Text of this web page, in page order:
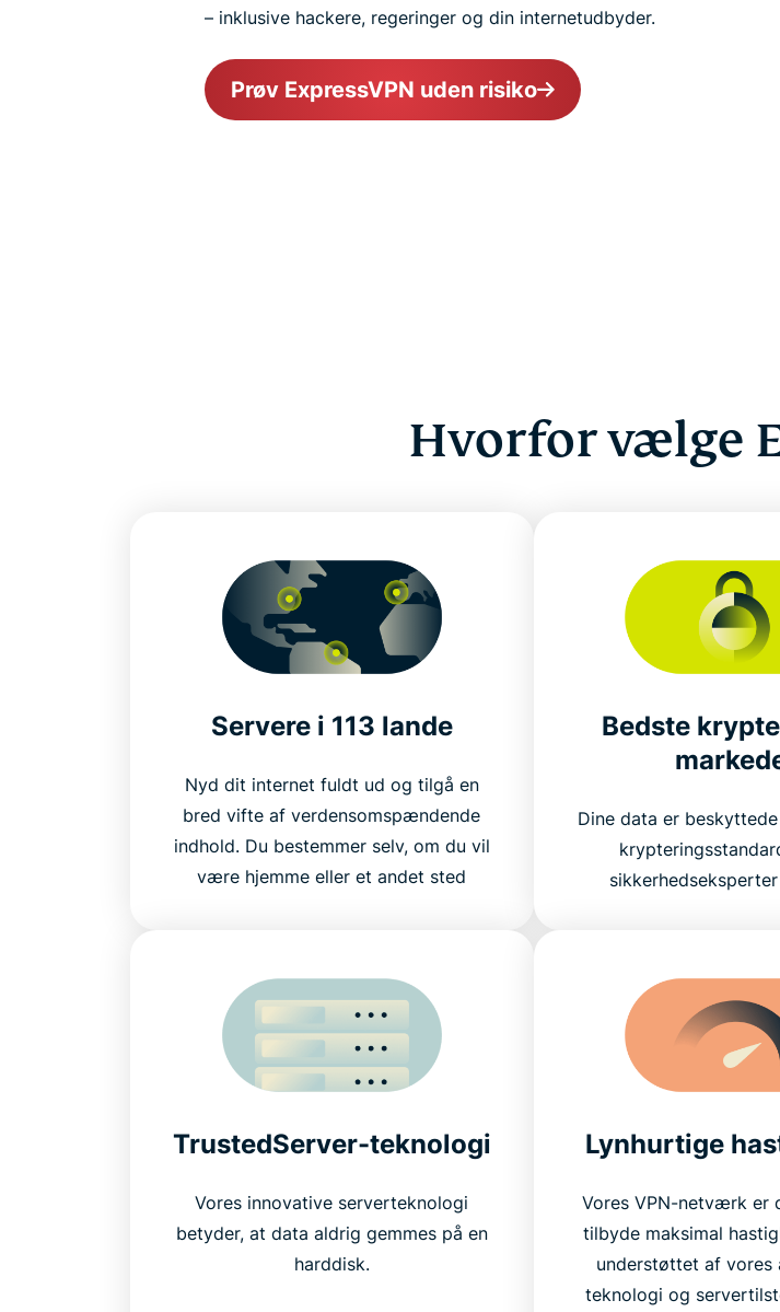
– inklusive hackere, regeringer og din internetudbyder.
Prøv ExpressVPN uden risiko
Hvorfor vælge
Servere i 113 lande
Nyd dit internet fuldt ud og tilgå en
bred vifte af verdensomspændende
indhold. Du bestemmer selv, om du vil
være hjemme eller et andet sted
Bedste
Dine data er
TrustedServer-teknologi
Vores innovative serverteknologi
betyder, at data aldrig gemmes på en
harddisk.
Lynhurtige
Vores VPN-netværk er
tilbyde maksimal
understøttet af vores
teknologi og